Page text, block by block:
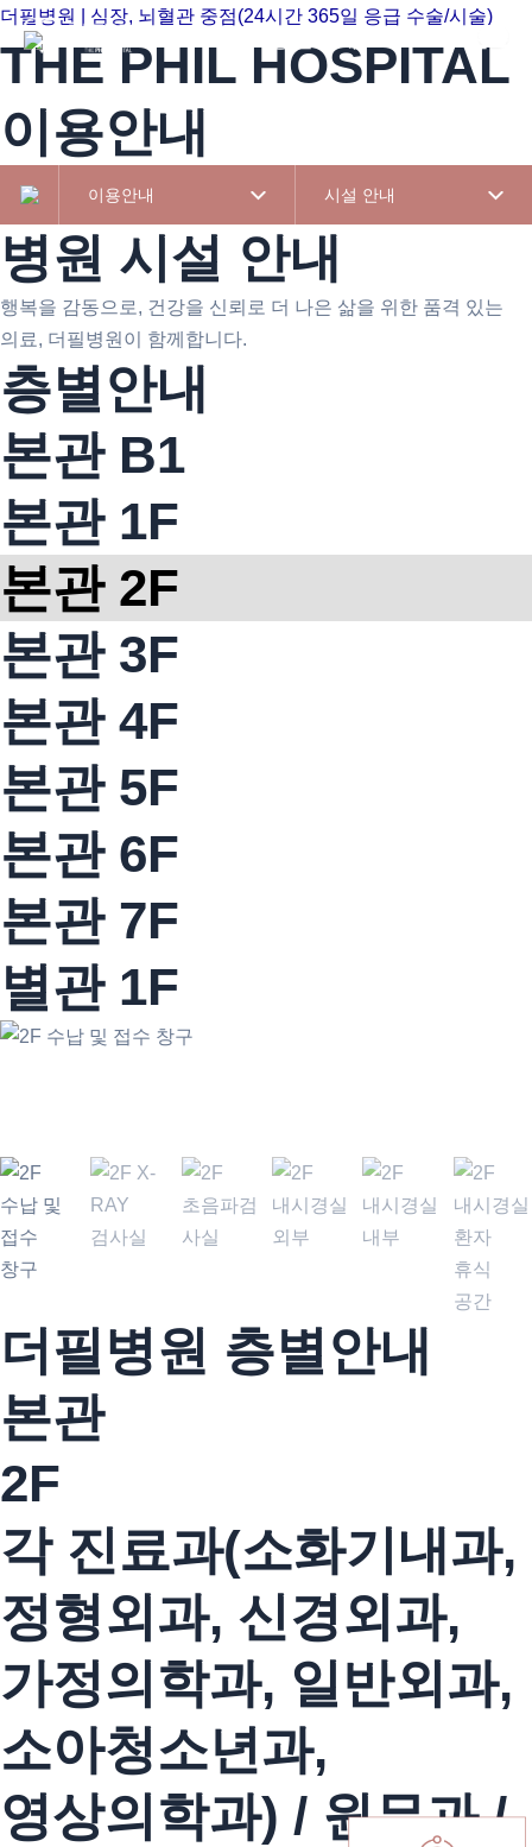
콘텐츠로
건너뛰기
더필병원 | 심장, 뇌혈관 중점(24시간 365일 응급 수술/시술)
THE PHIL HOSPITAL
이용안내
이용안내 시설 안내
병원 시설 안내
행복을 감동으로, 건강을 신뢰로 더 나은 삶을 위한 품격 있는
의료, 더필병원이 함께합니다.
층별안내
본관 B1
본관 1F
본관 2F
본관 3F
본관 4F
본관 5F
본관 6F
본관 7F
별관 1F
더필병원 층별안내
본관
2F
각 진료과(소화기내과,
정형외과, 신경외과,
가정의학과, 일반외과,
소아청소년과,
영상의학과) / 원무과 /